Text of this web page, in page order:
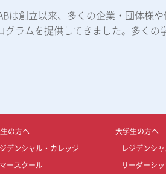
は創立以来、多くの企業・団体様
グラムを提供してきました。多く
の方へ
ジデンシャル・カレッジ
ースクール
大学生の方へ
レジデンシ
リーダーシ